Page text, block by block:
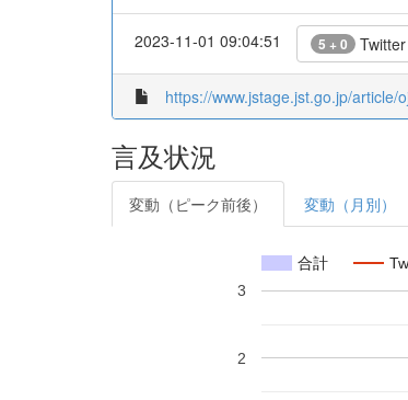
2023-11-01 09:04:51 5 + 0 Twitter
https://www.jstage.jst.go.jp/
言及状況
変動（ピーク前後） 変動（月別）
合計
2
3